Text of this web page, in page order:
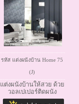
รหัส แต่งผนังบ้าน Home 75
(J)
แต่งผนังบ้านให้สวย ด้วย
วอลเปเปอร์ติดผนัง